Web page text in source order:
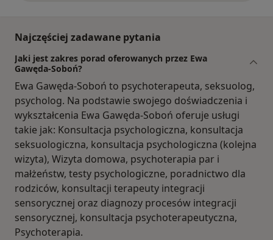
Najczęściej zadawane pytania
Jaki jest zakres porad oferowanych przez Ewa
Gawęda-Soboń?
Ewa Gawęda-Soboń to psychoterapeuta, seksuolog,
psycholog. Na podstawie swojego doświadczenia i
wykształcenia Ewa Gawęda-Soboń oferuje usługi
takie jak: Konsultacja psychologiczna, konsultacja
seksuologiczna, konsultacja psychologiczna (kolejna
wizyta), Wizyta domowa, psychoterapia par i
małżeństw, testy psychologiczne, poradnictwo dla
rodziców, konsultacji terapeuty integracji
sensorycznej oraz diagnozy procesów integracji
sensorycznej, konsultacja psychoterapeutyczna,
Psychoterapia.